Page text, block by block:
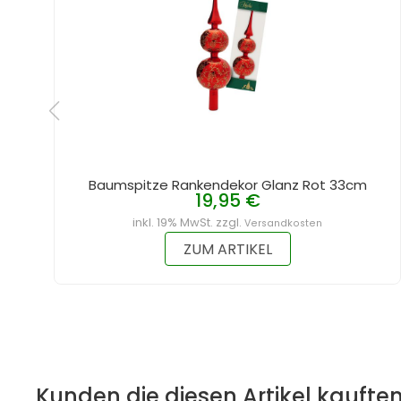
Baumspitze Rankendekor Glanz Rot 33cm
19,95 €
inkl. 19% MwSt. zzgl.Versandkosten
ZUM ARTIKEL